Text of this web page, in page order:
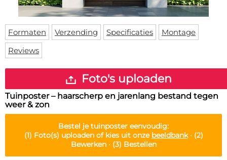
Deurmat
Vloermat
Skateboard deck
Over ons
Levertijden
Inloggen
WhatsApp
Formaten Verzending Specificaties
Montage
Reviews
Foto's uploaden
Tuinposter – haarscherp en jarenlang bestand tegen
weer & zon
Bestel jetuinposter eenvoudig:
(1) Foto(s) uploaden of kies uit onze beeldbank· (2)
Bewerken · (3) Bestellen